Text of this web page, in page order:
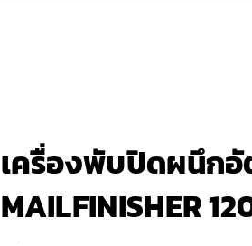
เครื่องพับปิดผนึกอั
MAILFINISHER